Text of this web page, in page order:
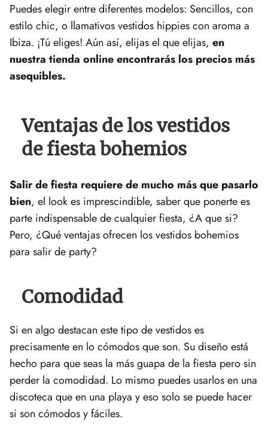
Puedes elegir entre diferentes modelos: Sencillos, con
estilo chic, o llamativos vestidos hippies con aroma a
Ibiza. ¡Tú eliges! Aún así, elijas el que elijas, en
nuestra tienda online encontrarás los precios más
asequibles.
Ventajas de los vestidos
de fiesta bohemios
Salir de fiesta requiere de mucho más que pasarlo
bien, el look es imprescindible, saber que ponerte es
parte indispensable de cualquier fiesta, ¿A que si?
Pero, ¿Qué ventajas ofrecen los vestidos bohemios
para salir de party?
Comodidad
Si en algo destacan este tipo de vestidos es
precisamente en lo cómodos que son. Su diseño está
hecho para que seas la más guapa de la fiesta pero sin
perder la comodidad. Lo mismo puedes usarlos en una
discoteca que en una playa y eso solo se puede hacer
si son cómodos y fáciles.